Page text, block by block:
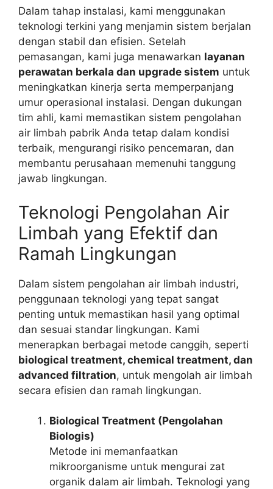
Dalam tahap instalasi, kami menggunakan
teknologi terkini yang menjamin sistem berjalan
dengan stabil dan efisien. Setelah
pemasangan, kami juga menawarkan layanan
perawatan berkala dan upgrade sistem untuk
meningkatkan kinerja serta memperpanjang
umur operasional instalasi. Dengan dukungan
tim ahli, kami memastikan sistem pengolahan
air limbah pabrik Anda tetap dalam kondisi
terbaik, mengurangi risiko pencemaran, dan
membantu perusahaan memenuhi tanggung
jawab lingkungan.
Teknologi Pengolahan Air
Limbah yang Efektif dan
Ramah Lingkungan
Dalam sistem pengolahan air limbah industri,
penggunaan teknologi yang tepat sangat
penting untuk memastikan hasil yang optimal
dan sesuai standar lingkungan. Kami
menerapkan berbagai metode canggih, seperti
biological treatment, chemical treatment, dan
advanced filtration, untuk mengolah air limbah
secara efisien dan ramah lingkungan.
Biological Treatment (Pengolahan
Biologis)
Metode ini memanfaatkan
mikroorganisme untuk mengurai zat
organik dalam air limbah. Teknologi yang